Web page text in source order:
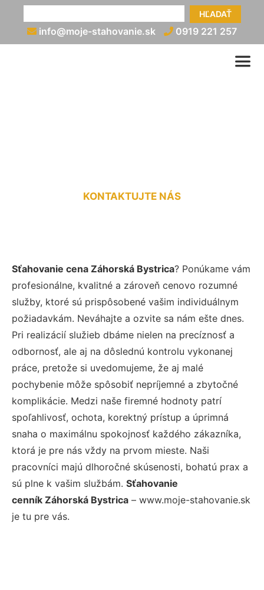
HĽADAŤ
info@moje-stahovanie.sk 0919 221 257
KONTAKTUJTE NÁS
Sťahovanie cena Záhorská Bystrica? Ponúkame vám
profesionálne, kvalitné a zároveň cenovo rozumné
služby, ktoré sú prispôsobené vašim individuálnym
požiadavkám. Neváhajte a ozvite sa nám ešte dnes.
Pri realizácií služieb dbáme nielen na precíznosť a
odbornosť, ale aj na dôslednú kontrolu vykonanej
práce, pretože si uvedomujeme, že aj malé
pochybenie môže spôsobiť nepríjemné a zbytočné
komplikácie. Medzi naše firemné hodnoty patrí
spoľahlivosť, ochota, korektný prístup a úprimná
snaha o maximálnu spokojnosť každého zákazníka,
ktorá je pre nás vždy na prvom mieste. Naši
pracovníci majú dlhoročné skúsenosti, bohatú prax a
sú plne k vašim službám. Sťahovanie
cenník Záhorská Bystrica – www.moje-stahovanie.sk
je tu pre vás.